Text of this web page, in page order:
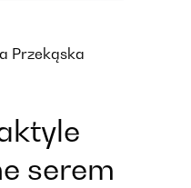
Przekąska
serem